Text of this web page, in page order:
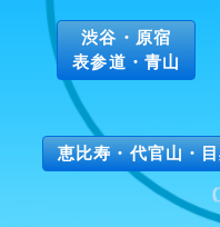
渋谷・原宿
表参道・青山
恵比寿・代官山・